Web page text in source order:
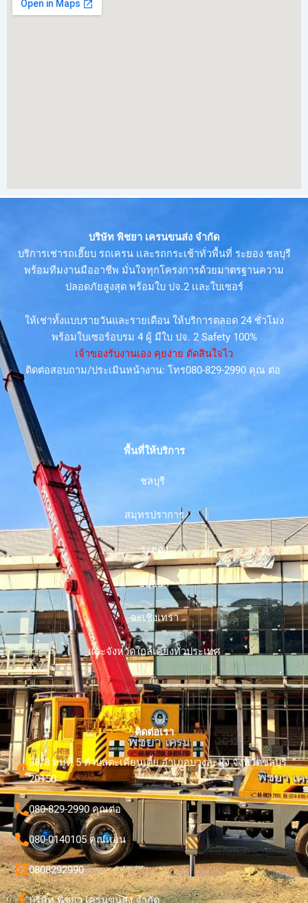
บริษัท พิชยา เครนขนส่ง จำกัด
บริการเช่ารถเฮี๊ยบ รถเครน เเละรถกระเช้าทั่วพื้นที่ ระยอง ชลบุรี
พร้อมทีมงานมืออาชีพ มั่นใจทุกโครงการด้วยมาตรฐานความ
ปลอดภัยสูงสุด พร้อมใบ ปจ.2 เเละใบเซอร์
ให้เช่าทั้งแบบรายวันและรายเดือน ให้บริการตลอด 24 ชั่วโมง
พร้อมใบเซอร์อบรม 4 ผู้ มีใบ ปจ. 2 Safety 100%
เจ้าของรับงานเอง คุยง่าย ตัดสินใจไว
ติดต่อสอบถาม/ประเมินหน้างาน: โทร080-829-2990 คุณ ต่อ
พื้นที่ให้บริการ
ชลบุรี
สมุทรปราการ
ระยอง
อยุธยา
ฉะเชิงเทรา
และจังหวัดใกล้เคียงทั่วประเทศ
ติดต่อเรา
38/8 หมู่ที่ 5 ตำบลตะเคียนเตี้ย อำเภอบางละมุง จังหวัดชลบุรี
20150
080-829-2990 คุณต่อ
080-0140105 คุณเเอน
0808292990
บริษัท พิชยา เครนขนส่ง จำกัด